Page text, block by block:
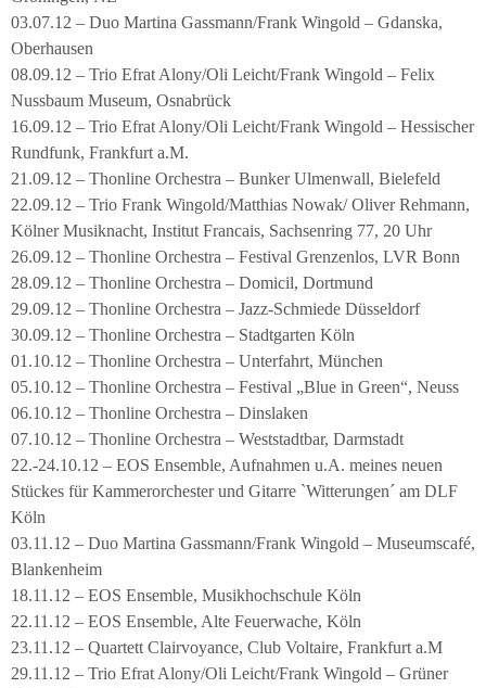
03.07.12 – Duo Martina Gassmann/Frank Wingold – Gdanska,
Oberhausen
08.09.12 – Trio Efrat Alony/Oli Leicht/Frank Wingold – Felix
Nussbaum Museum, Osnabrück
16.09.12 – Trio Efrat Alony/Oli Leicht/Frank Wingold – Hessischer
Rundfunk, Frankfurt a.M.
21.09.12 – Thonline Orchestra – Bunker Ulmenwall, Bielefeld
22.09.12 – Trio Frank Wingold/Matthias Nowak/ Oliver Rehmann,
Kölner Musiknacht, Institut Francais, Sachsenring 77, 20 Uhr
26.09.12 – Thonline Orchestra – Festival Grenzenlos, LVR Bonn
28.09.12 – Thonline Orchestra – Domicil, Dortmund
29.09.12 – Thonline Orchestra – Jazz-Schmiede Düsseldorf
30.09.12 – Thonline Orchestra – Stadtgarten Köln
01.10.12 – Thonline Orchestra – Unterfahrt, München
05.10.12 – Thonline Orchestra – Festival „Blue in Green“, Neuss
06.10.12 – Thonline Orchestra – Dinslaken
07.10.12 – Thonline Orchestra – Weststadtbar, Darmstadt
22.-24.10.12 – EOS Ensemble, Aufnahmen u.A. meines neuen
Stückes für Kammerorchester und Gitarre `Witterungen´ am DLF
Köln
03.11.12 – Duo Martina Gassmann/Frank Wingold – Museumscafé,
Blankenheim
18.11.12 – EOS Ensemble, Musikhochschule Köln
22.11.12 – EOS Ensemble, Alte Feuerwache, Köln
23.11.12 – Quartett Clairvoyance, Club Voltaire, Frankfurt a.M
29.11.12 – Trio Efrat Alony/Oli Leicht/Frank Wingold – Grüner